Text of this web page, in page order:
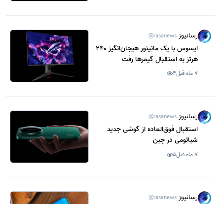
رسانیوز @rasanews
ایسوس با یک مانیتور هیجان‌انگیز 240
هرتز به استقبال گیمرها رفت
7 ماه قبل 4
رسانیوز @rasanews
استقبال فوق‌العاده از گوشی جدید
شیائومی در چین
7 ماه قبل 5
رسانیوز @rasanews